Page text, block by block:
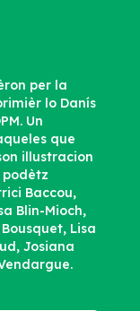
per la
lo Danís
Un
que
illustracion
Baccou,
Blin-Mioch,
Lisa
Josiana